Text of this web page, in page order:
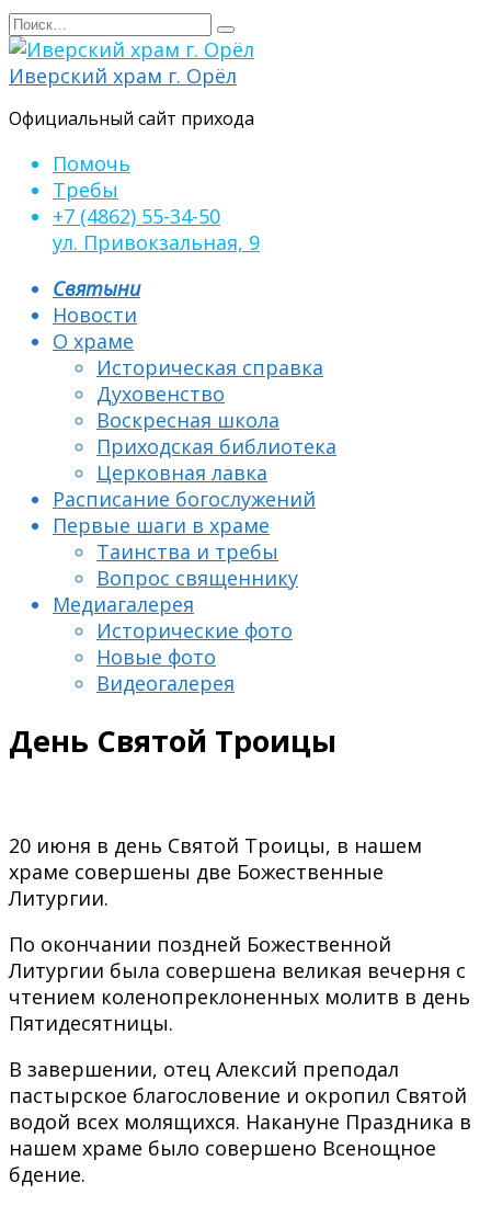
Перейти
к
содержанию
Search
for:
Иверский храм г. Орёл
Официальный сайт прихода
Помочь
Требы
+7 (4862) 55-34-50
ул. Привокзальная, 9
Святыни
Новости
О храме
Историческая справка
Духовенство
Воскресная школа
Приходская библиотека
Церковная лавка
Расписание богослужений
Первые шаги в храме
Таинства и требы
Вопрос священнику
Медиагалерея
Исторические фото
Новые фото
Видеогалерея
День Святой Троицы
20 июня в день Святой Троицы, в нашем
храме совершены две Божественные
Литургии.
По окончании поздней Божественной
Литургии была совершена великая вечерня с
чтением коленопреклоненных молитв в день
Пятидесятницы.
В завершении, отец Алексий преподал
пастырское благословение и окропил Святой
водой всех молящихся. Накануне Праздника в
нашем храме было совершено Всенощное
бдение.